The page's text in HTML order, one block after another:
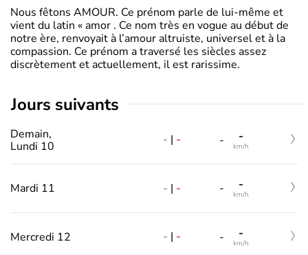
Nous fêtons AMOUR. Ce prénom parle de lui-même et
vient du latin « amor . Ce nom très en vogue au début de
notre ère, renvoyait à l’amour altruiste, universel et à la
compassion. Ce prénom a traversé les siècles assez
discrètement et actuellement, il est rarissime.
jours suivants
Demain,
Lundi 10
- | - - -
km/h
Mardi 11 - | - - -
km/h
Mercredi 12 - | - - -
km/h